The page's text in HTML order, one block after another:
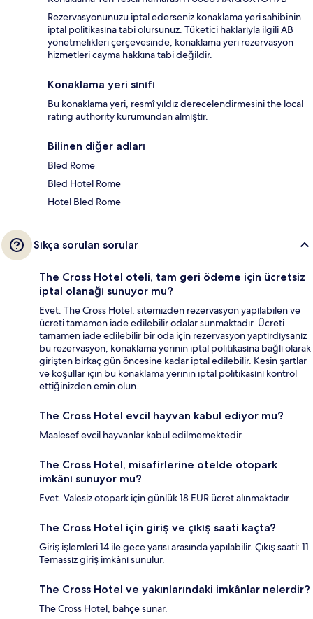
Rezervasyonunuzu iptal ederseniz konaklama yeri sahibinin
iptal politikasına tabi olursunuz. Tüketici haklarıyla ilgili AB
yönetmelikleri çerçevesinde, konaklama yeri rezervasyon
hizmetleri cayma hakkına tabi değildir.
Konaklama yeri sınıfı
Bu konaklama yeri, resmî yıldız derecelendirmesini the local
rating authority kurumundan almıştır.
Bilinen diğer adları
Bled Rome
Bled Hotel Rome
Hotel Bled Rome
Sıkça sorulan sorular
The Cross Hotel oteli, tam geri ödeme için ücretsiz
iptal olanağı sunuyor mu?
Evet. The Cross Hotel, sitemizden rezervasyon yapılabilen ve
ücreti tamamen iade edilebilir odalar sunmaktadır. Ücreti
tamamen iade edilebilir bir oda için rezervasyon yaptırdıysanız
bu rezervasyon, konaklama yerinin iptal politikasına bağlı olarak
girişten birkaç gün öncesine kadar iptal edilebilir. Kesin şartlar
ve koşullar için bu konaklama yerinin iptal politikasını kontrol
ettiğinizden emin olun.
The Cross Hotel evcil hayvan kabul ediyor mu?
Maalesef evcil hayvanlar kabul edilmemektedir.
The Cross Hotel, misafirlerine otelde otopark
imkânı sunuyor mu?
Evet. Valesiz otopark için günlük 18 EUR ücret alınmaktadır.
The Cross Hotel için giriş ve çıkış saati kaçta?
Giriş işlemleri 14 ile gece yarısı arasında yapılabilir. Çıkış saati: 11.
Temassız giriş imkânı sunulur.
The Cross Hotel ve yakınlarındaki imkânlar nelerdir?
The Cross Hotel, bahçe sunar.